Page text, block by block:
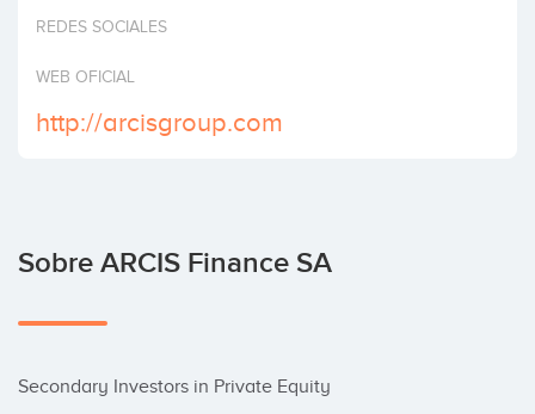
Invertir
REDES SOCIALES
WEB OFICIAL
http://arcisgroup.com
Sobre ARCIS Finance SA
Secondary Investors in Private Equity